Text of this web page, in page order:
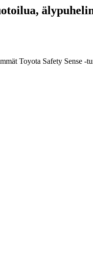
Toyota Safety Sense -